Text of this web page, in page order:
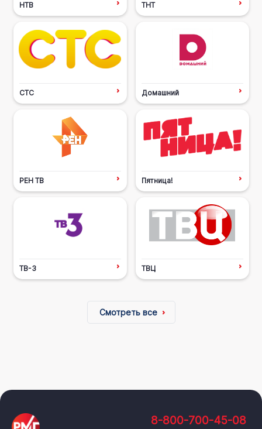
НТВ ТНТ
СТС Домашний
РЕН ТВ Пятница!
ТВ-3 ТВЦ
Смотреть все
8-800-700-45-08